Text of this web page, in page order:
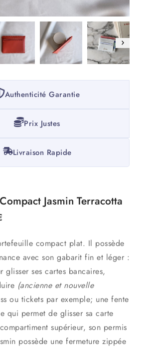
Authenticité Garantie
Prix Justes
Livraison Rapide
Jasmin Terracotta
compact plat. Il possède
avec son gabarit fin et léger :
glisser ses cartes bancaires,
(ancienne et nouvelle
ou tickets par exemple; une fente
qui permet de glisser sa carte
supérieur, son permis
possède une fermeture zippée